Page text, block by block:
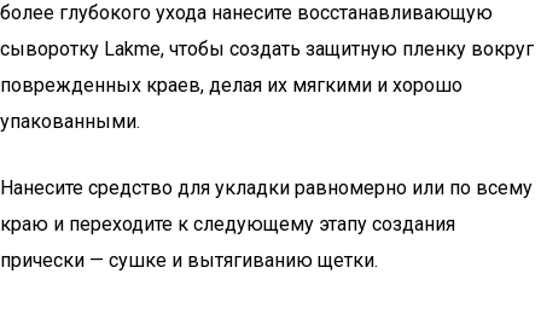
более глубокого ухода нанесите восстанавливающую
сыворотку Lakme, чтобы создать защитную пленку вокруг
поврежденных краев, делая их мягкими и хорошо
упакованными.
Нанесите средство для укладки равномерно или по всему
краю и переходите к следующему этапу создания
прически — сушке и вытягиванию щетки.